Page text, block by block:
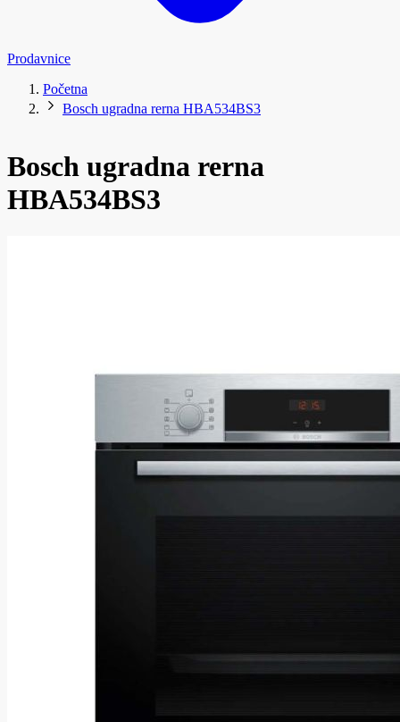
Prodavnice
Početna
Bosch ugradna rerna HBA534BS3
Bosch ugradna rerna
HBA534BS3